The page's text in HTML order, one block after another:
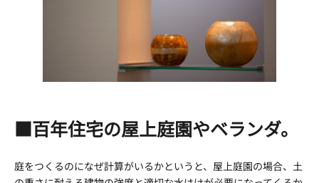
■百年住宅の屋上庭園やベランダ。
庭をつくるのになぜ計算がいるかというと、屋上庭園の場合、土